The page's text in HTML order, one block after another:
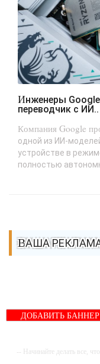
Инженеры Google создали портативный офлайн-
переводчик с ИИ..
Компания Google
одной из ИИ-
устройстве в
полностью
ВАША
ДОБАВИТЬ БАННЕР
-- Начинайте делать все,